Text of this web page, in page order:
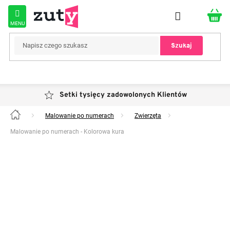
Przejść
treści
Szukaj
Setki tysięcy zadowolonych Klientów
Home Malowanie po numerach Zwierzęta
Malowanie po numerach - Kolorowa kura